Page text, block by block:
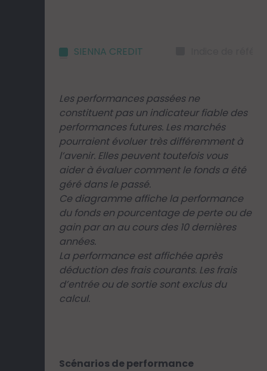
SIENNA CREDIT
Les performances passées ne
constituent pas un indicateur fiable des
performances futures. Les marchés
pourraient évoluer très différemment à
l’avenir. Elles peuvent toutefois vous
aider à évaluer comment le fonds a été
géré dans le passé.
Ce diagramme affiche la performance
du fonds en pourcentage de perte ou de
gain par an au cours des 10 dernières
années.
La performance est affichée après
déduction des frais courants. Les frais
d’entrée ou de sortie sont exclus du
calcul.
Scénarios de performance